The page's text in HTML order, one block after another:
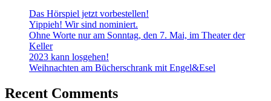
Das Hörspiel jetzt vorbestellen!
Yippieh! Wir sind nominiert.
Ohne Worte nur am Sonntag, den 7. Mai, im Theater der
Keller
2023 kann losgehen!
Weihnachten am Bücherschrank mit Engel&Esel
Recent Comments